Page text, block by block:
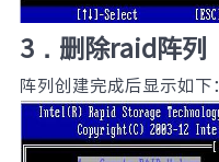
3．删除raid阵列
阵列创建完成后显示如下：